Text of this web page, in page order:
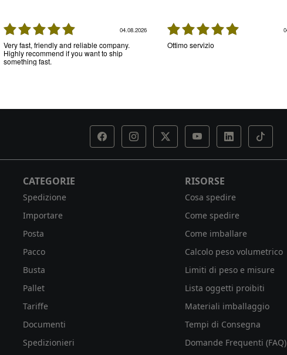
04.08.2026
Very fast, friendly and reliable company.
Highly recommend if you want to ship
something fast.
Ottimo servizio
CATEGORIE
Spedizione
Importare
Posta
Pacco
Busta
Pallet
Tariffe
Documenti
Spedizionieri
RISORSE
Cosa spedire
Come spedire
Come imballare
Calcolo peso volumetrico
Limiti di peso e misure
Lista oggetti proibiti
Materiali imballaggio
Tempi di Consegna
Domande Frequenti (FAQ)